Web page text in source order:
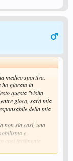
medico sportiva.
ho giocato in
questa "visita
gioco, sará mia
della mia
non sia cosí, una
e
cosí facilmente